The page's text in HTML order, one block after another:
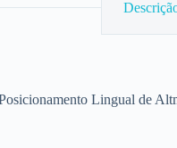
Lingual de